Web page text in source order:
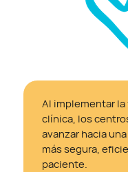
Al implementar
clínica, los
avanzar hacia
más segura,
paciente.